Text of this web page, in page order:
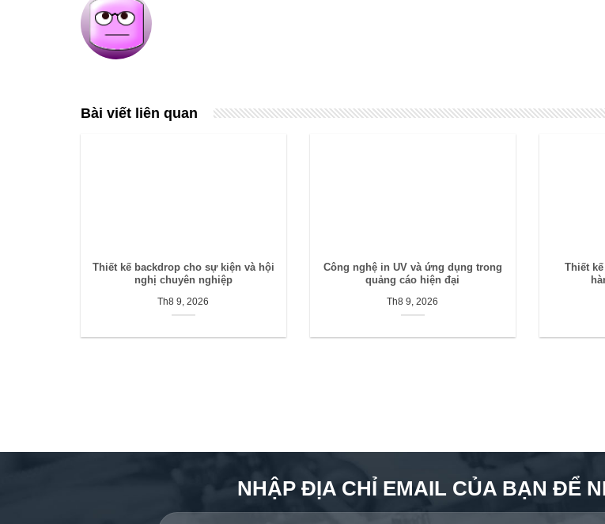
Bài viết liên quan
Thiết kế backdrop cho sự kiện và hội
nghị chuyên nghiệp
Th8 9, 2026
Công nghệ in UV và ứng dụng trong
quảng cáo hiện đại
Th8 9, 2026
Thiết
NHẬP ĐỊA CHỈ EMAIL CỦA BẠN ĐỂ